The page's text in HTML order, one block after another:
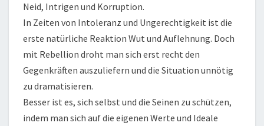
Neid, Intrigen und Korruption.
In Zeiten von Intoleranz und Ungerechtigkeit ist die
erste natürliche Reaktion Wut und Auflehnung. Doch
mit Rebellion droht man sich erst recht den
Gegenkräften auszuliefern und die Situation unnötig
zu dramatisieren.
Besser ist es, sich selbst und die Seinen zu schützen,
indem man sich auf die eigenen Werte und Ideale